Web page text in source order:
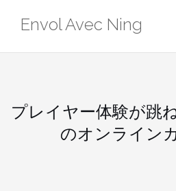
Envol Avec Ning
プレイヤー体験が跳
のオンライン